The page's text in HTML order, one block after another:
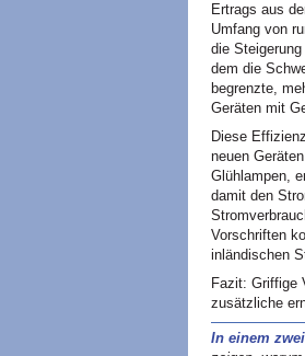
Ertrags aus
Umfang von
die
dem die
begrenzte,
Geräten mit
Diese
neuen
Glühlampen,
damit den
Vorschriften
inländischen
Fazit: Griffige
zusätzliche
In einem